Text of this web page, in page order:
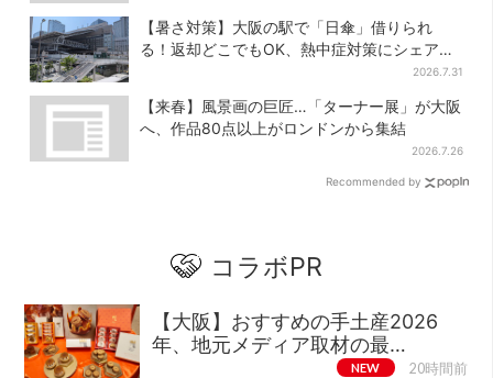
【暑さ対策】大阪の駅で「日傘」借りられ
る！返却どこでもOK、熱中症対策にシェアサ
2026.7.31
【来春】風景画の巨匠…「ターナー展」が大阪
へ、作品80点以上がロンドンから集結
2026.7.26
Recommended by
コラボPR
【大阪】おすすめの手土産2026
年、地元メディア取材の最…
NEW 20時間前